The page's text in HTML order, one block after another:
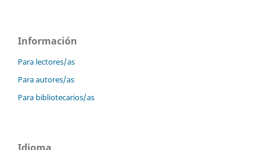
Información
Para lectores/as
Para autores/as
Para bibliotecarios/as